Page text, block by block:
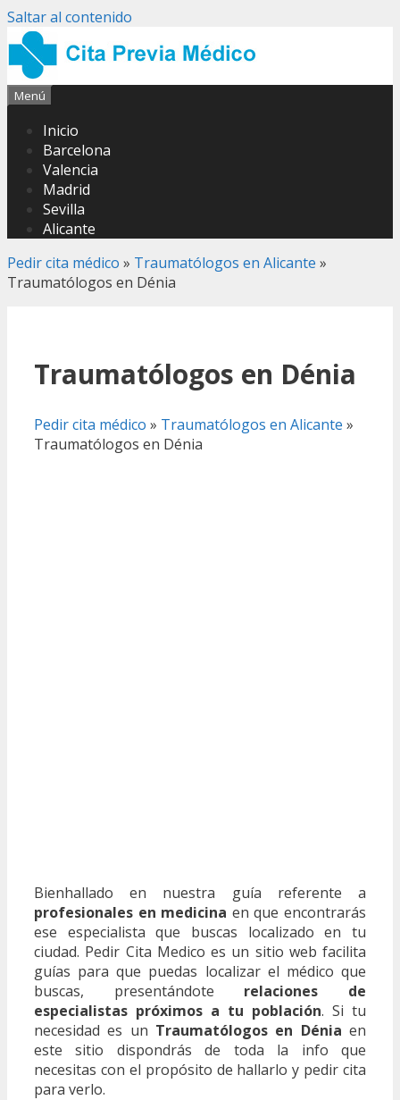
Saltar al contenido
Menú
Inicio
Barcelona
Valencia
Madrid
Sevilla
Alicante
Pedir cita médico » Traumatólogos en Alicante »
Traumatólogos en Dénia
Traumatólogos en Dénia
Pedir cita médico » Traumatólogos en Alicante »
Traumatólogos en Dénia
Bienhallado en nuestra guía referente a
profesionales en medicina en que encontrarás
ese especialista que buscas localizado en tu
ciudad. Pedir Cita Medico es un sitio web facilita
guías para que puedas localizar el médico que
buscas, presentándote relaciones de
especialistas próximos a tu población. Si tu
necesidad es un Traumatólogos en Dénia en
este sitio dispondrás de toda la info que
necesitas con el propósito de hallarlo y pedir cita
para verlo.